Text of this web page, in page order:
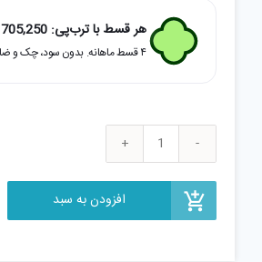
هر قسط با ترب‌پی: 705,250
۴ قسط ماهانه. بدون سود، چک و ضامن.
عینک
طبی
مدل
افزودن به سبد